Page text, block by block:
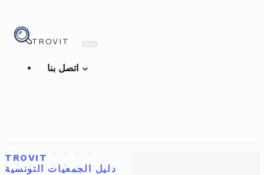
TROVIT
TROVIT
دليل الجمعيات التونسية